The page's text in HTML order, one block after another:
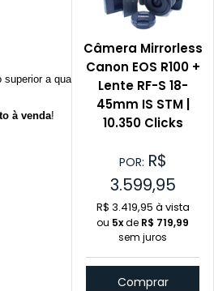
Câmera Mirrorless
Canon EOS R100 +
Lente RF-S 18-
45mm IS STM |
10.350 Clicks
POR: R$
3.599,95
R$ 3.419,95 à vista
ou 5xde R$ 719,99
sem juros
Comprar
a qualquer
à venda!